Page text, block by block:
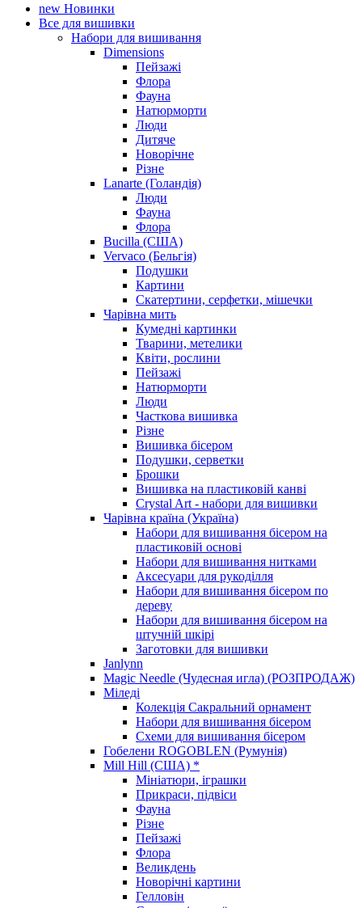
new Новинки
Все для вишивки
Набори для вишивання
Dimensions
Пейзажі
Флора
Фауна
Натюрморти
Люди
Дитяче
Новорічне
Різне
Lanarte (Голандія)
Люди
Фауна
Флора
Bucilla (США)
Vervaco (Бельгія)
Подушки
Картини
Скатертини, серфетки, мішечки
Чарiвна мить
Кумедні картинки
Тварини, метелики
Квіти, рослини
Пейзажі
Натюрморти
Люди
Часткова вишивка
Різне
Вишивка бісером
Подушки, серветки
Брошки
Вишивка на пластиковій канві
Crystal Art - набори для вишивки
Чарівна країна (Україна)
Набори для вишивання бісером на
пластиковій основі
Набори для вишивання нитками
Аксесуари для рукоділля
Набори для вишивання бісером по
дереву
Набори для вишивання бісером на
штучній шкірі
Заготовки для вишивки
Janlynn
Magic Needle (Чудесная игла) (РОЗПРОДАЖ)
Міледі
Колекція Сакральний орнамент
Набори для вишивання бісером
Схеми для вишивання бісером
Гобелени ROGOBLEN (Румунія)
Mill Hill (США) *
Мініатюри, іграшки
Прикраси, підвіси
Фауна
Різне
Пейзажі
Флора
Великдень
Новорічні картини
Гелловін